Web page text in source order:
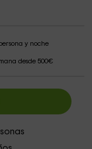
y noche
desde 500€